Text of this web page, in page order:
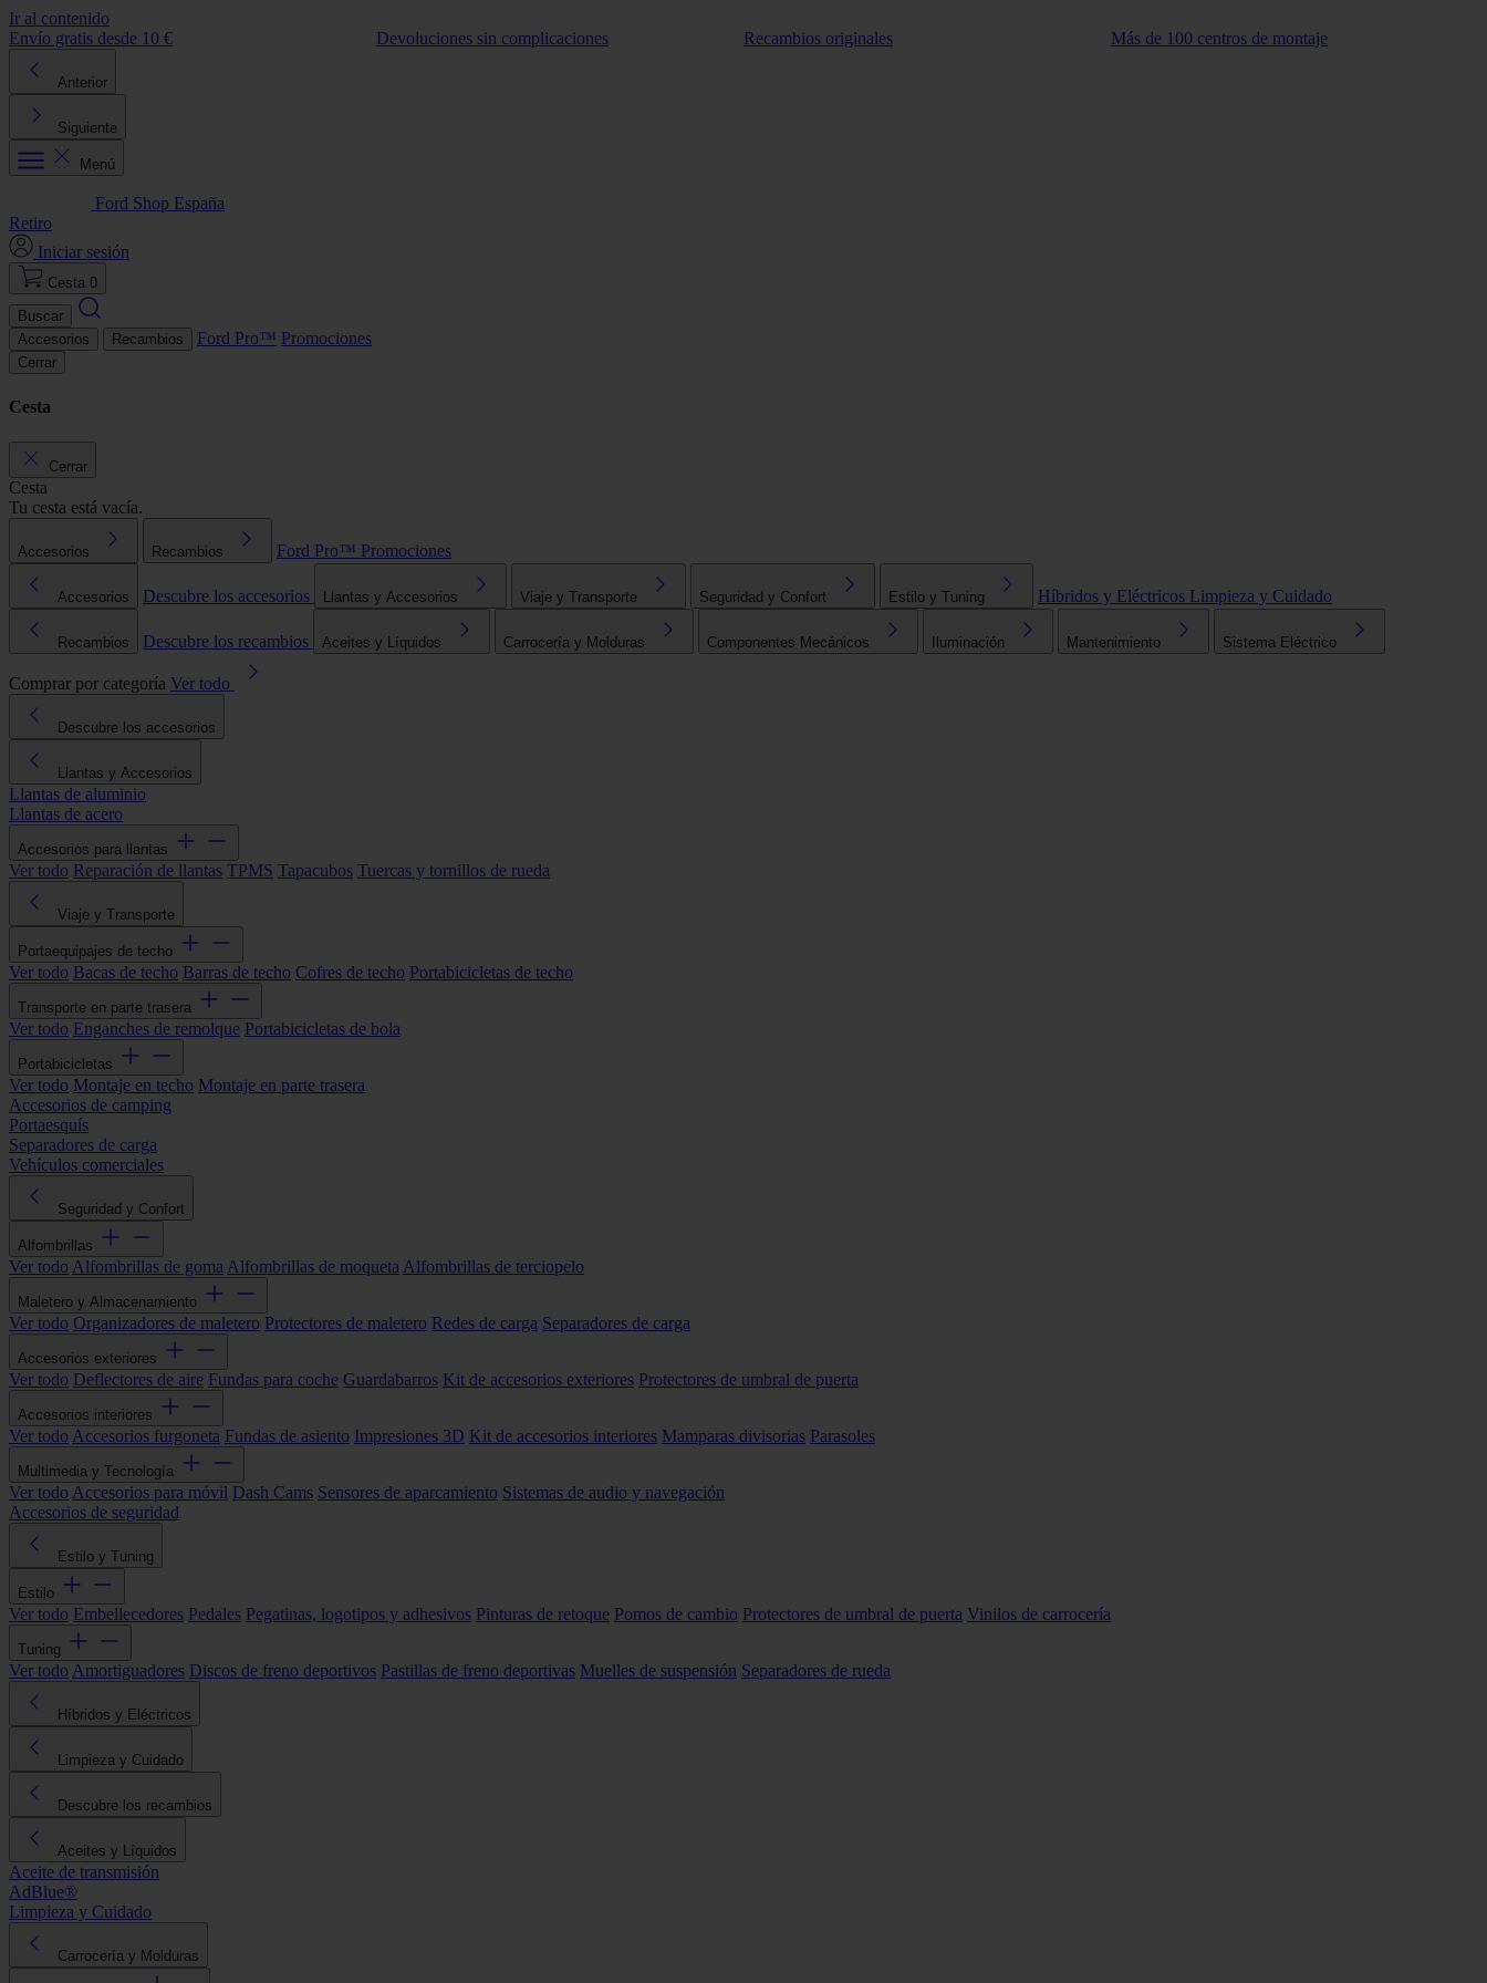
Ir al contenido
Envío gratis desde 10 €
Devoluciones sin complicaciones Recambios originales Más de 100 centros de montaje
Anterior
Siguiente
Menú
Ford Shop España
Retiro
Iniciar sesión
Cesta 0
Buscar
Accesorios
Recambios Ford Pro™ Promociones
Cerrar
Cesta
Cerrar
Cesta
Tu cesta está vacía.
Accesorios Recambios Ford Pro™ Promociones
Accesorios Descubre los accesorios Llantas y Accesorios Viaje y Transporte Seguridad y Confort Estilo y Tuning Híbridos y Eléctricos Limpieza y Cuidado
Recambios Descubre los recambios Aceites y Líquidos Carrocería y Molduras Componentes Mecánicos Iluminación Mantenimiento Sistema Eléctrico
Comprar por categoría Ver todo
Descubre los accesorios
Llantas y Accesorios
Llantas de aluminio
Llantas de acero
Accesorios para llantas
Ver todo Reparación de llantas TPMS Tapacubos Tuercas y tornillos de rueda
Viaje y Transporte
Portaequipajes de techo
Ver todo Bacas de techo Barras de techo Cofres de techo Portabicicletas de techo
Transporte en parte trasera
Ver todo Enganches de remolque Portabicicletas de bola
Portabicicletas
Ver todo Montaje en techo Montaje en parte trasera
Accesorios de camping
Portaesquís
Separadores de carga
Vehículos comerciales
Seguridad y Confort
Alfombrillas
Ver todo Alfombrillas de goma Alfombrillas de moqueta Alfombrillas de terciopelo
Maletero y Almacenamiento
Ver todo Organizadores de maletero Protectores de maletero Redes de carga Separadores de carga
Accesorios exteriores
Ver todo Deflectores de aire Fundas para coche Guardabarros Kit de accesorios exteriores Protectores de umbral de puerta
Accesorios interiores
Ver todo Accesorios furgoneta Fundas de asiento Impresiones 3D Kit de accesorios interiores Mamparas divisorias Parasoles
Multimedia y Tecnología
Ver todo Accesorios para móvil Dash Cams Sensores de aparcamiento Sistemas de audio y navegación
Accesorios de seguridad
Estilo y Tuning
Estilo
Ver todo Embellecedores Pedales Pegatinas, logotipos y adhesivos Pinturas de retoque Pomos de cambio Protectores de umbral de puerta Vinilos de carrocería
Tuning
Ver todo Amortiguadores Discos de freno deportivos Pastillas de freno deportivas Muelles de suspensión Separadores de rueda
Híbridos y Eléctricos
Limpieza y Cuidado
Descubre los recambios
Aceites y Líquidos
Aceite de transmisión
AdBlue®
Limpieza y Cuidado
Carrocería y Molduras